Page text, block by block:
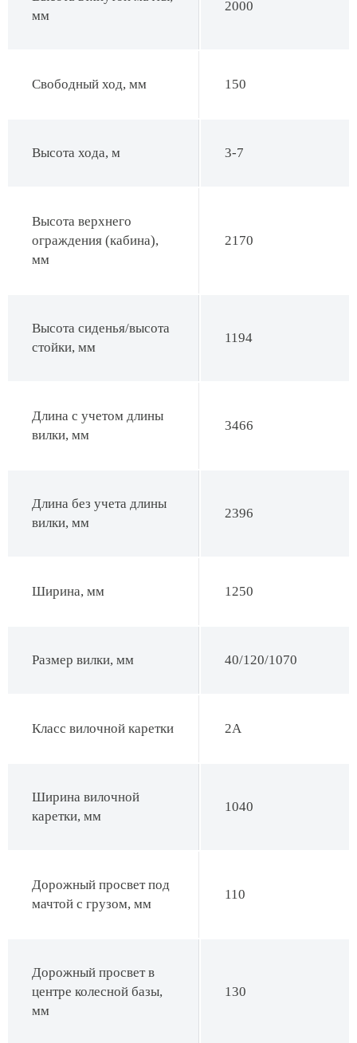
мм
2000
Свободный ход, мм 150
Высота хода, м 3-7
Высота верхнего
ограждения (кабина),
мм
2170
Высота сиденья/высота
стойки, мм
1194
Длина с учетом длины
вилки, мм
3466
Длина без учета длины
вилки, мм
2396
Ширина, мм 1250
Размер вилки, мм 40/120/1070
Класс вилочной каретки 2А
Ширина вилочной
каретки, мм
1040
Дорожный просвет под
мачтой с грузом, мм
110
Дорожный просвет в
центре колесной базы,
мм
130